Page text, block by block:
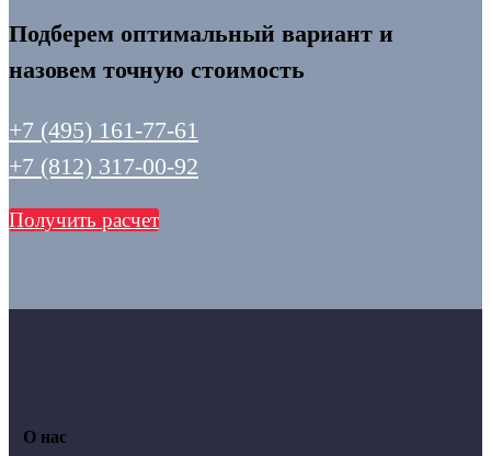
Подберем оптимальный вариант и
назовем точную стоимость
+7 (495) 161-77-61
+7 (812) 317-00-92
Получить расчет
О нас